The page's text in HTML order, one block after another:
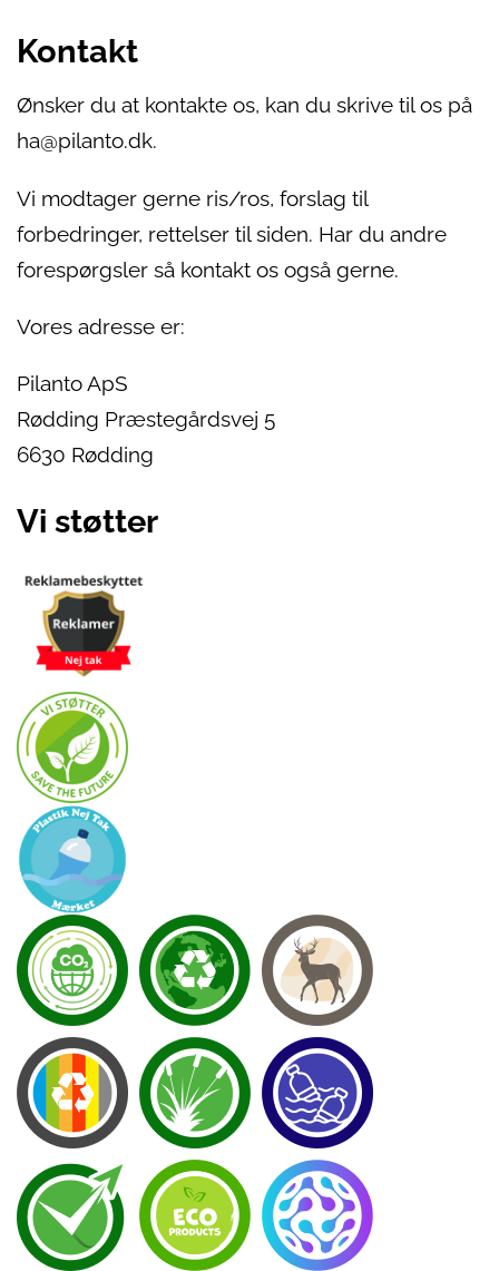
Kontakt
Ønsker du at kontakte os, kan du skrive til os på
ha@pilanto.dk.
Vi modtager gerne ris/ros, forslag til
forbedringer, rettelser til siden. Har du andre
forespørgsler så kontakt os også gerne.
Vores adresse er:
Pilanto ApS
Rødding Præstegårdsvej 5
6630 Rødding
Vi støtter